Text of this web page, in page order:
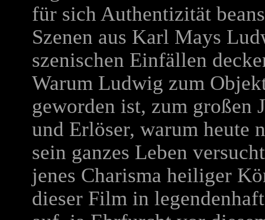
für sich Authentizität
Szenen aus Karl Mays
szenischen Einfällen
Warum Ludwig zum
geworden ist, zum großen
und Erlöser, warum heute
sein ganzes Leben
jenes Charisma heiliger
dieser Film in